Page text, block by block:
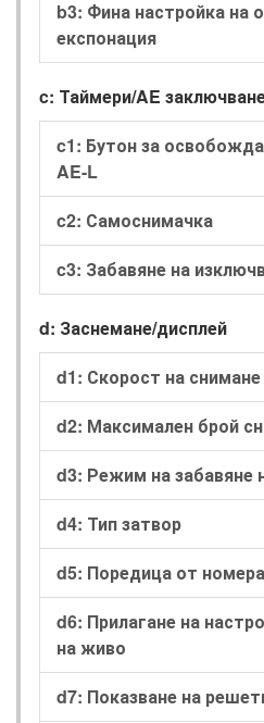
b3: Фина настройка на
експонация
c: Таймери/AE
c1: Бутон за
AE-L
c2: Самоснимачка
c3: Забавяне на
d: Заснемане/дисплей
d1: Скорост на
d2: Максимален брой
d3: Режим на забавяне
d4: Тип затвор
d5: Поредица от
d6: Прилагане на
на живо
d7: Показване на